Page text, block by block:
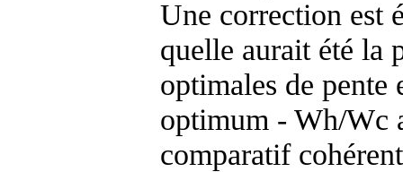
Une correction est
quelle aurait été la
optimales de
optimum - Wh/Wc
comparatif